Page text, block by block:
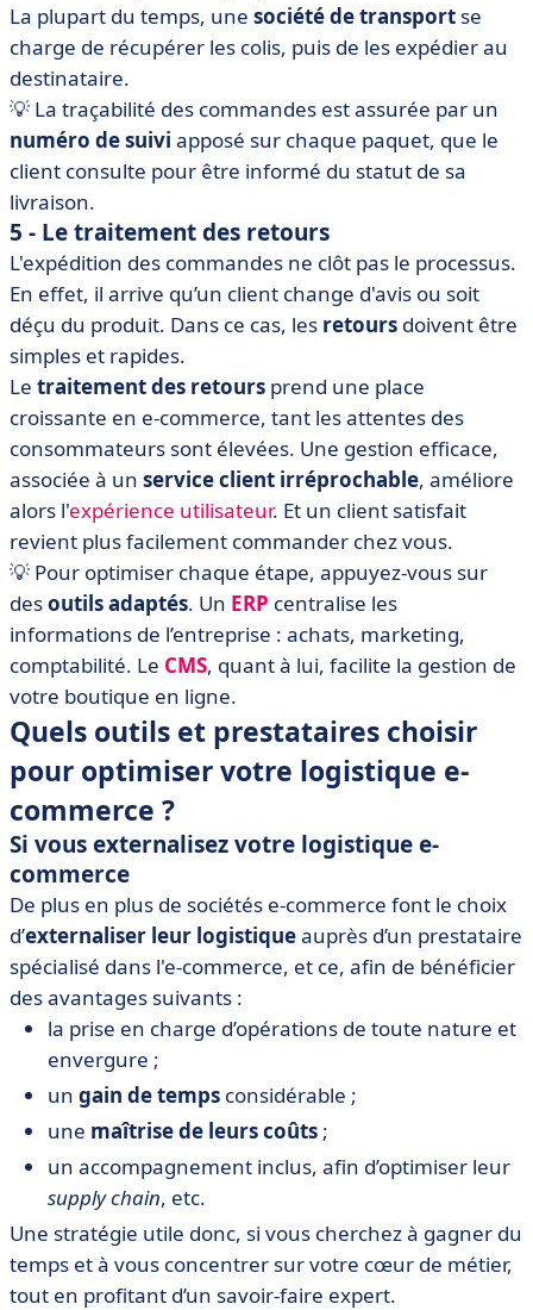
La plupart du temps, une société de transport se
charge de récupérer les colis, puis de les expédier au
destinataire.
💡 La traçabilité des commandes est assurée par un
numéro de suivi apposé sur chaque paquet, que le
client consulte pour être informé du statut de sa
livraison.
5 - Le traitement des retours
L'expédition des commandes ne clôt pas le processus.
En effet, il arrive qu’un client change d'avis ou soit
déçu du produit. Dans ce cas, les retours doivent être
simples et rapides.
Le traitement des retours prend une place
croissante en e-commerce, tant les attentes des
consommateurs sont élevées. Une gestion efficace,
associée à un service client irréprochable, améliore
alors l'expérience utilisateur. Et un client satisfait
revient plus facilement commander chez vous.
💡 Pour optimiser chaque étape, appuyez-vous sur
desoutils adaptés. Un ERP centralise les
informations de l’entreprise : achats, marketing,
comptabilité. Le CMS, quant à lui, facilite la gestion de
votre boutique en ligne.
Quels outils et prestataires choisir
pour optimiser votre logistique e-
commerce ?
Si vous externalisez votre logistique e-
commerce
De plus en plus de sociétés e-commerce font le choix
d’externaliser leur logistiqueauprès d’un prestataire
spécialisé dans l'e-commerce, et ce, afin de bénéficier
des avantages suivants :
la prise en charge d’opérations de toute nature et
envergure ;
un gain de temps considérable ;
une maîtrise de leurs coûts ;
un accompagnement inclus, afin d’optimiser leur
supply chain, etc.
Une stratégie utile donc, si vous cherchez à gagner du
temps et à vous concentrer sur votre cœur de métier,
tout en profitant d’un savoir-faire expert.